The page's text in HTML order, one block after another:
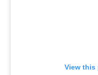
View this